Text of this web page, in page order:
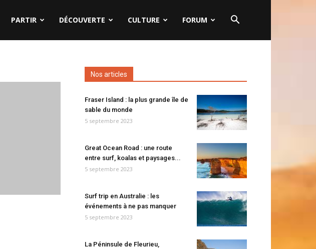
PARTIR DÉCOUVERTE CULTURE FORUM
Nos articles
Fraser Island : la plus grande île de
sable du monde
5 septembre 2023
Great Ocean Road : une route
entre surf, koalas et paysages...
5 septembre 2023
Surf trip en Australie : les
événements à ne pas manquer
5 septembre 2023
La Péninsule de Fleurieu,